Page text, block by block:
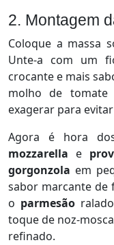
2. Montagem
Coloque a massa
Unte-a com um
crocante e mais
molho de tomate
exagerar para
Agora é hora
mozzarella e
gorgonzola em
sabor marcante de
o parmesãoralado
toque de noz-
refinado.